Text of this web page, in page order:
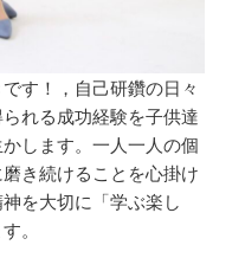
す！，自己研鑽の日々
れる成功経験を子供達
します。一人一人の個
き続けることを心掛け
を大切に「学ぶ楽し
。‬